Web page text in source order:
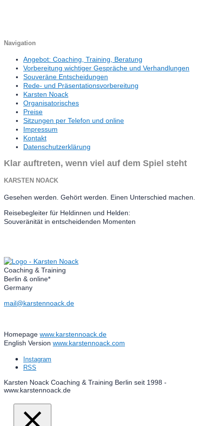
Navigation
Angebot: Coaching, Training, Beratung
Vorbereitung wichtiger Gespräche und Verhandlungen
Souveräne Entscheidungen
Rede- und Präsentationsvorbereitung
Karsten Noack
Organisatorisches
Preise
Sitzungen per Telefon und online
Impressum
Kontakt
Datenschutzerklärung
Klar auftreten, wenn viel auf dem Spiel steht
KARSTEN NOACK
Gesehen werden. Gehört werden. Einen Unterschied machen.
Reisebegleiter für Heldinnen und Helden:
Souveränität in entscheidenden Momenten
Coaching & Training
Berlin & online*
Germany
mail@karstennoack.de
Homepage www.karstennoack.de
English Version www.karstennoack.com
Instagram
RSS
Karsten Noack Coaching & Training Berlin seit 1998 -
www.karstennoack.de